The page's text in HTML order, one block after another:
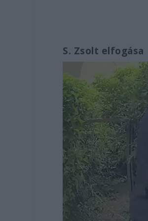
S. Zsolt elfogása